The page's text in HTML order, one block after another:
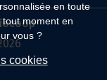
en toute
moment en
vous ?
cookies